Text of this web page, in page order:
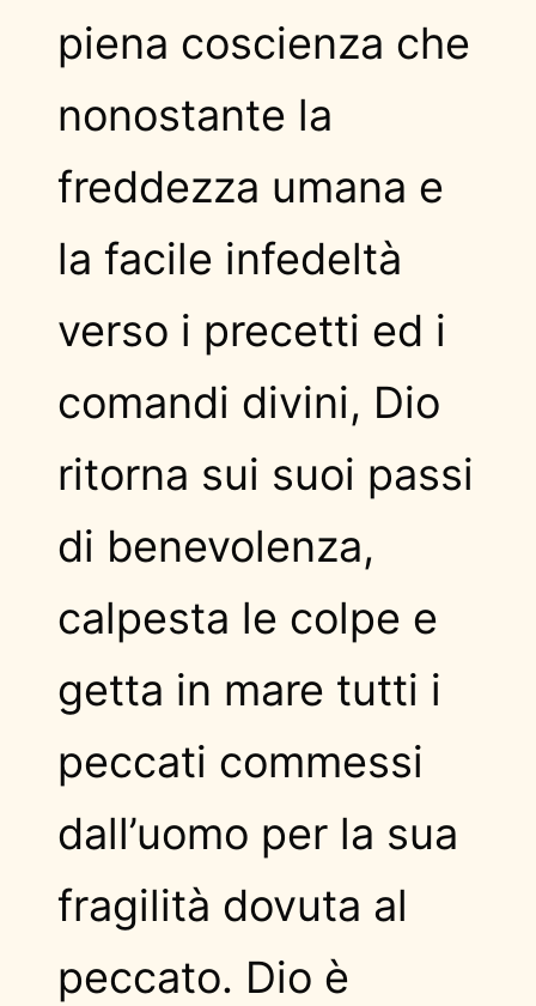
piena coscienza che
nonostante la
freddezza umana e
la facile infedeltà
verso i precetti ed i
comandi divini, Dio
ritorna sui suoi passi
di benevolenza,
calpesta le colpe e
getta in mare tutti i
peccati commessi
dall’uomo per la sua
fragilità dovuta al
peccato. Dio è